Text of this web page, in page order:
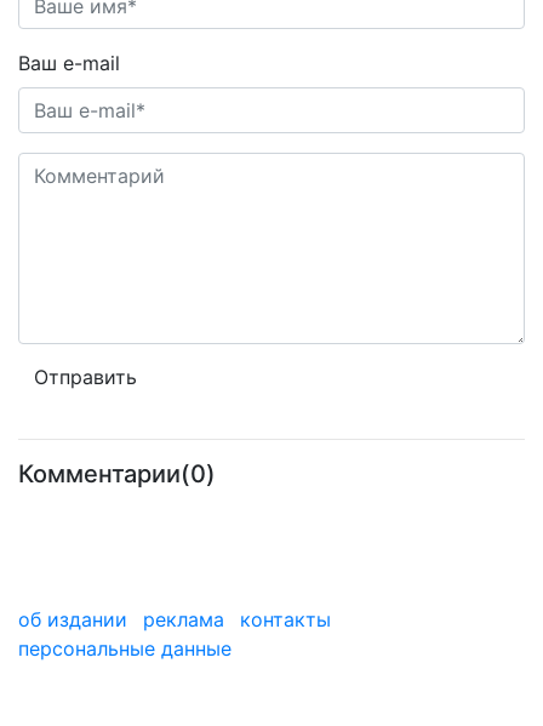
Ваш e-mail
Комментарии(0)
об издании реклама
контакты
персональные данные